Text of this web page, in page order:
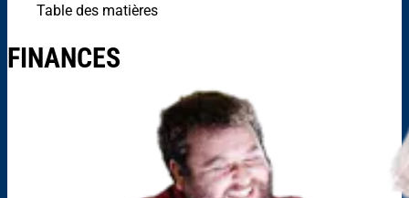
Table des matières
FINANCES